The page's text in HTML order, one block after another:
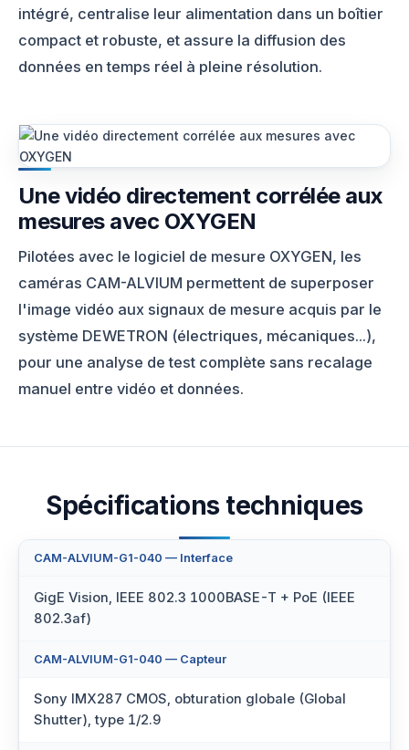
intégré, centralise leur alimentation dans un boîtier
compact et robuste, et assure la diffusion des
données en temps réel à pleine résolution.
Une vidéo directement corrélée aux
mesures avec OXYGEN
Pilotées avec le logiciel de mesure OXYGEN, les
caméras CAM-ALVIUM permettent de superposer
l'image vidéo aux signaux de mesure acquis par le
système DEWETRON (électriques, mécaniques...),
pour une analyse de test complète sans recalage
manuel entre vidéo et données.
Spécifications techniques
CAM-ALVIUM-G1-040 — Interface
GigE Vision, IEEE 802.3 1000BASE-T + PoE (IEEE
802.3af)
CAM-ALVIUM-G1-040 — Capteur
Sony IMX287 CMOS, obturation globale (Global
Shutter), type 1/2.9